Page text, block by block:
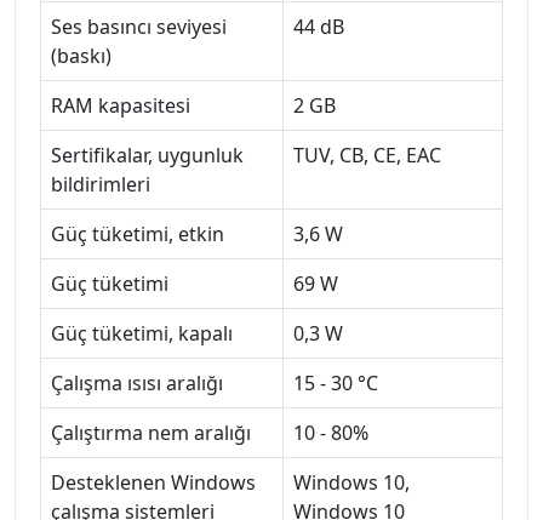
Ses basıncı seviyesi
(baskı)
44 dB
RAM kapasitesi
2 GB
Sertifikalar, uygunluk
bildirimleri
TUV, CB, CE, EAC
Güç tüketimi, etkin
3,6 W
Güç tüketimi
69 W
Güç tüketimi, kapalı
0,3 W
Çalışma ısısı aralığı
15 - 30 °C
Çalıştırma nem aralığı
10 - 80%
Desteklenen Windows
çalışma sistemleri
Windows 10,
Windows 10